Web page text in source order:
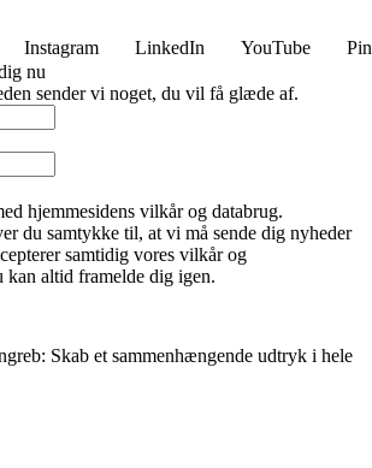
Instagram LinkedIn YouTube
nu
sender vi noget, du vil få glæde af.
hjemmesidens vilkår og databrug.
du samtykke til, at vi må sende dig nyheder
samtidig vores vilkår og
altid framelde dig igen.
Skab et sammenhængende udtryk i hele